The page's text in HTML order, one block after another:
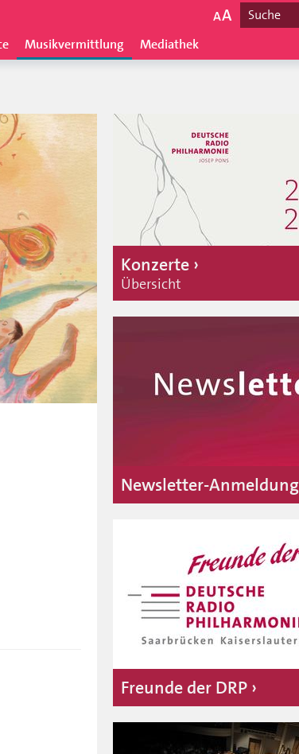
Musikvermittlung Mediathek
Konzerte
Übersicht
Newsletter-Anmeldung
Freunde der DRP